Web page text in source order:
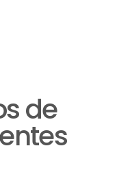
de